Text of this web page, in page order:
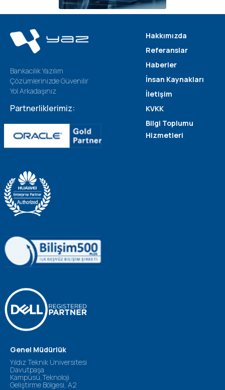
Bankacılık Yazılım
Çözümlerinizde Güvenilir
Yol Arkadaşınız
Partnerliklerimiz:
Hakkımızda
Referanslar
Haberler
İnsan Kaynakları
İletişim
KVKK
Bilgi Toplumu
Hizmetleri
Genel Müdürlük
Yıldız Teknik Üniversitesi
Davutpaşa
Kampüsü,Teknoloji
Geliştirme Bölgesi, A2